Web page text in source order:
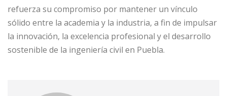
refuerza su compromiso por mantener un vínculo
sólido entre la academia y la industria, a fin de impulsar
la innovación, la excelencia profesional y el desarrollo
sostenible de la ingeniería civil en Puebla.